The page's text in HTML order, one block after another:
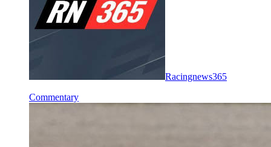
Racingnews365
Commentary